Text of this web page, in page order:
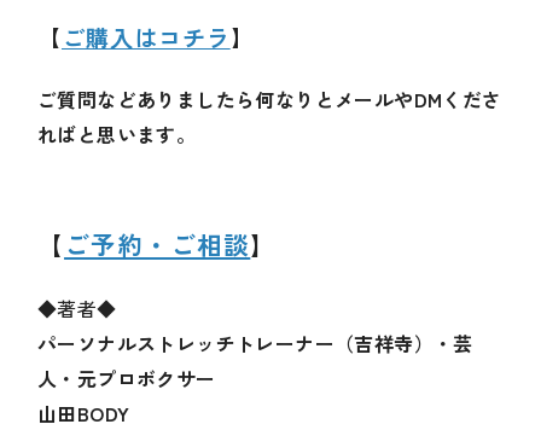
【ご購入はコチラ】
ご質問などありましたら何なりとメールやDMくださ
ればと思います。
【 ご予約・ご相談】
◆著者◆
パーソナルストレッチトレーナー（吉祥寺）・芸
人・元プロボクサー
山田BODY